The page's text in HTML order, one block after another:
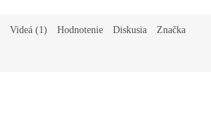
Videá (1) Hodnotenie Diskusia Značka